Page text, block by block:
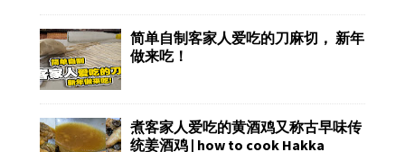
简单自制客家人爱吃的刀麻切， 新年
做来吃！
煮客家人爱吃的黄酒鸡又称古早味传
统姜酒鸡 | how to cook Hakka